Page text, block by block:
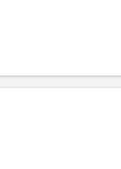
mascherati